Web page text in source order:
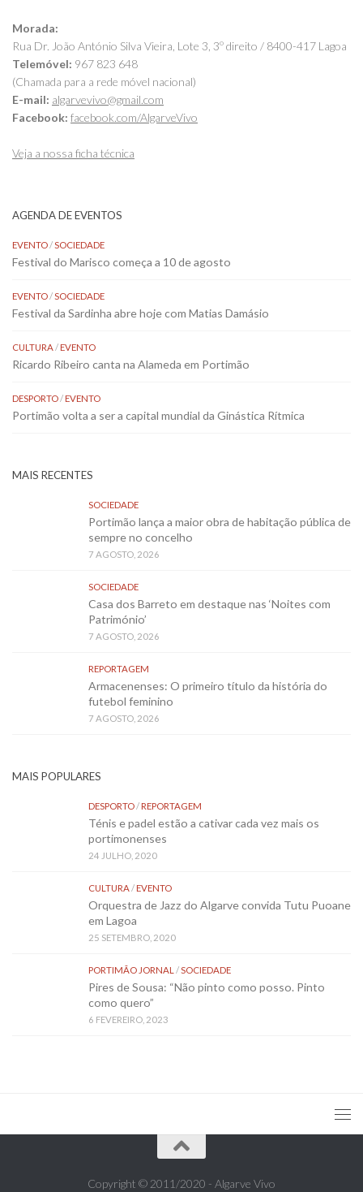
Morada:
Rua Dr. João António Silva Vieira, Lote 3, 3º direito / 8400-417 Lagoa
Telemóvel: 967 823 648
(Chamada para a rede móvel nacional)
E-mail: algarvevivo@gmail.com
Facebook: facebook.com/AlgarveVivo
Veja a nossa ficha técnica
AGENDA DE EVENTOS
EVENTO/SOCIEDADE
Festival do Marisco começa a 10 de agosto
EVENTO/SOCIEDADE
Festival da Sardinha abre hoje com Matias Damásio
CULTURA/EVENTO
Ricardo Ribeiro canta na Alameda em Portimão
DESPORTO/EVENTO
Portimão volta a ser a capital mundial da Ginástica Rítmica
MAIS RECENTES
SOCIEDADE
Portimão lança a maior obra de habitação pública de
sempre no concelho
7 AGOSTO, 2026
SOCIEDADE
Casa dos Barreto em destaque nas ‘Noites com
Património’
7 AGOSTO, 2026
REPORTAGEM
Armacenenses: O primeiro título da história do
futebol feminino
7 AGOSTO, 2026
MAIS POPULARES
DESPORTO/REPORTAGEM
Ténis e padel estão a cativar cada vez mais os
portimonenses
24 JULHO, 2020
CULTURA/EVENTO
Orquestra de Jazz do Algarve convida Tutu Puoane
em Lagoa
25 SETEMBRO, 2020
PORTIMÃO JORNAL /SOCIEDADE
Pires de Sousa: “Não pinto como posso. Pinto
como quero”
6 FEVEREIRO, 2023
Copyright © 2011/2020 - Algarve Vivo